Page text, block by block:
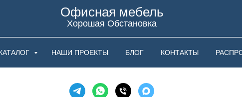
Офисная мебель
Хорошая Обстановка
НАШИ ПРОЕКТЫ БЛОГ КОНТАКТЫ